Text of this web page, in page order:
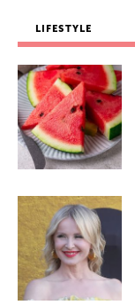
LIFESTYLE